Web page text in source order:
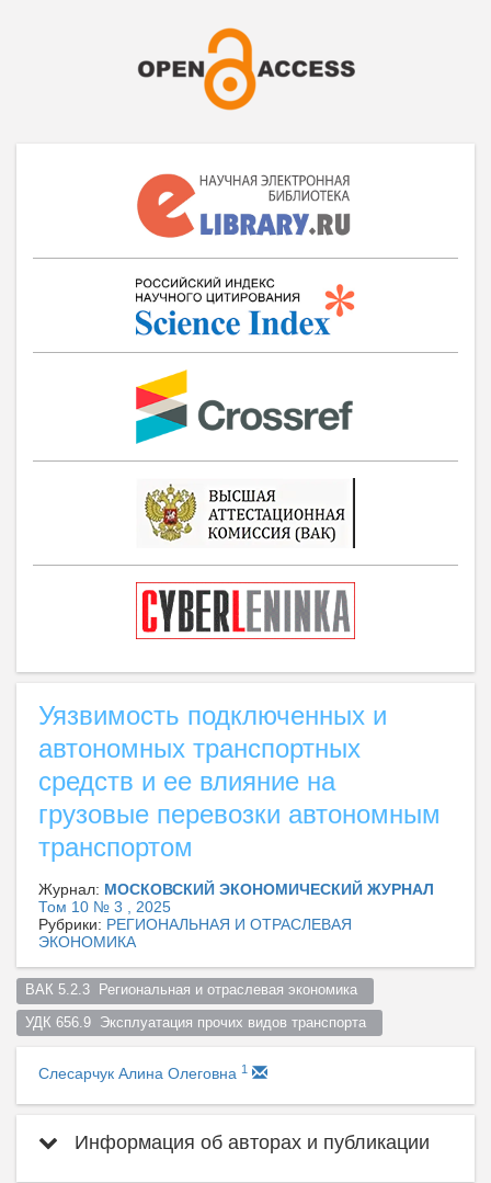
Уязвимость подключенных и
автономных транспортных
средств и ее влияние на
грузовые перевозки автономным
транспортом
Журнал: МОСКОВСКИЙ ЭКОНОМИЧЕСКИЙ ЖУРНАЛ
Том 10 № 3 , 2025
Рубрики: РЕГИОНАЛЬНАЯ И ОТРАСЛЕВАЯ
ЭКОНОМИКА
ВАК 5.2.3  Региональная и отраслевая экономика
УДК 656.9  Эксплуатация прочих видов транспорта
Слесарчук Алина Олеговна 1
Информация об авторах и публикации